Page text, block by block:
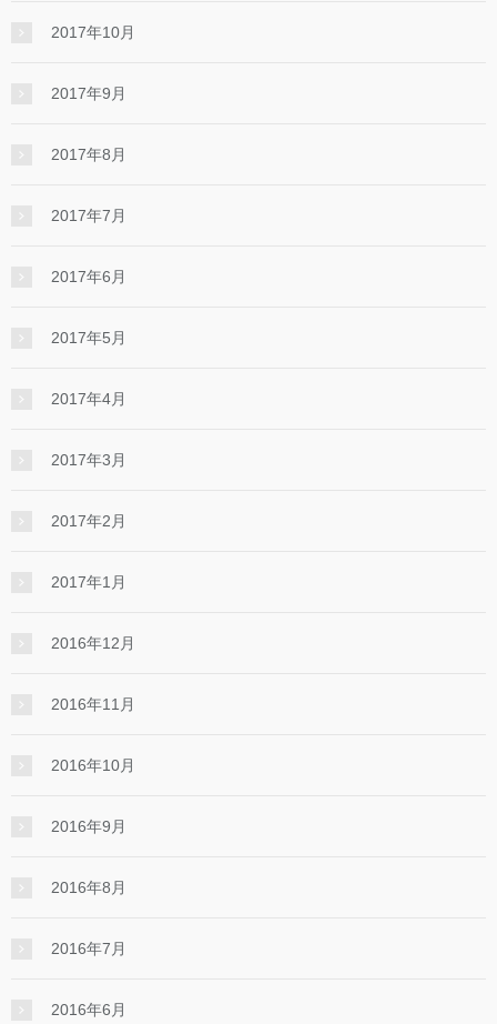
2017年10月
2017年9月
2017年8月
2017年7月
2017年6月
2017年5月
2017年4月
2017年3月
2017年2月
2017年1月
2016年12月
2016年11月
2016年10月
2016年9月
2016年8月
2016年7月
2016年6月